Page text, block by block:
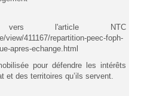
l'article NTC
411167/repartition-peec-foph-
apres-echange.html
pour défendre les intérêts
et des territoires qu’ils servent.